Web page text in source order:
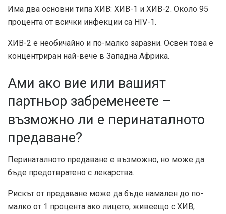
Има два основни типа ХИВ: ХИВ-1 и ХИВ-2. Около 95
процента от всички инфекции са HIV-1.
ХИВ-2 е необичайно и по-малко заразни. Освен това е
концентриран най-вече в Западна Африка.
Ами ако вие или вашият
партньор забременеете –
възможно ли е перинаталното
предаване?
Перинаталното предаване е възможно, но може да
бъде предотвратено с лекарства.
Рискът от предаване може да бъде намален до по-
малко от 1 процента ако лицето, живеещо с ХИВ,